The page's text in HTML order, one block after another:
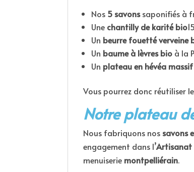
Nos 5 savonssaponifiés à
Une chantilly de karité bio
Un beurre fouetté verveine
Un baume à lèvres bio à la
Un plateau en hévéa massif
Vous pourrez donc réutiliser
Notre plateau
Nous fabriquons nos savons
engagement dans l’Artisanat
menuiserie montpelliérain.